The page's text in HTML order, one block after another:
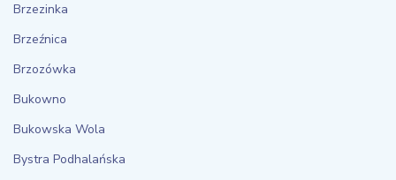
Brzezinka
Brzeźnica
Brzozówka
Bukowno
Bukowska Wola
Bystra Podhalańska